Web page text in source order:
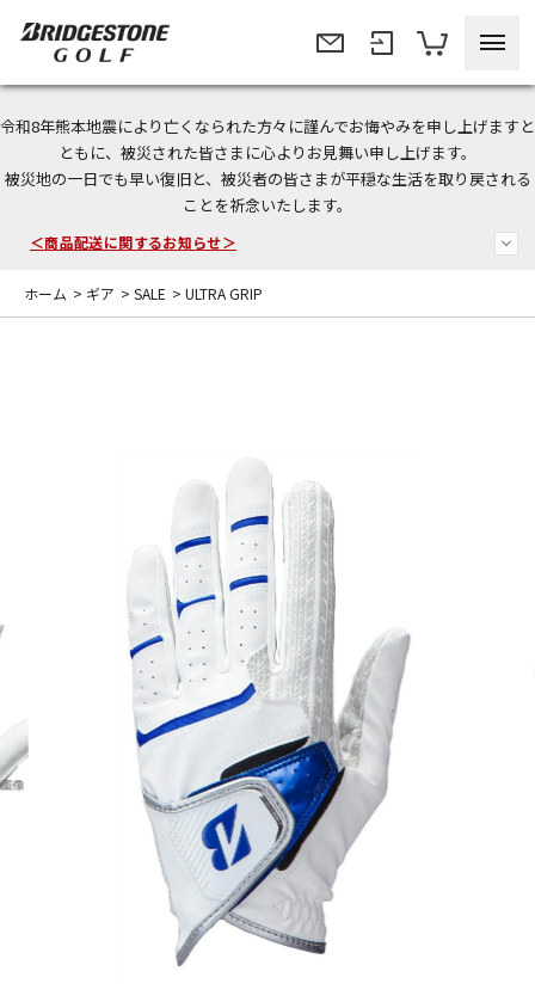
令和8年熊本地震により亡くなられた方々に謹んでお悔やみを申し上げますと
ともに、被災された皆さまに心よりお見舞い申し上げます。
被災地の一日でも早い復旧と、被災者の皆さまが平穏な生活を取り戻される
ことを祈念いたします。
今なら新規会員登録で1,000円OFFクーポンプレゼント！
＜商品配送に関するお知らせ＞
＜夏季休暇中のご注文・発送・お問い合わせ＞
ホーム > ギア > SALE > ULTRA GRIP